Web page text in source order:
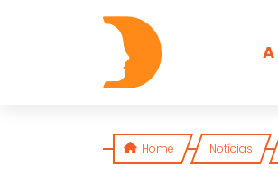
Skip to content
A
Home Notícias